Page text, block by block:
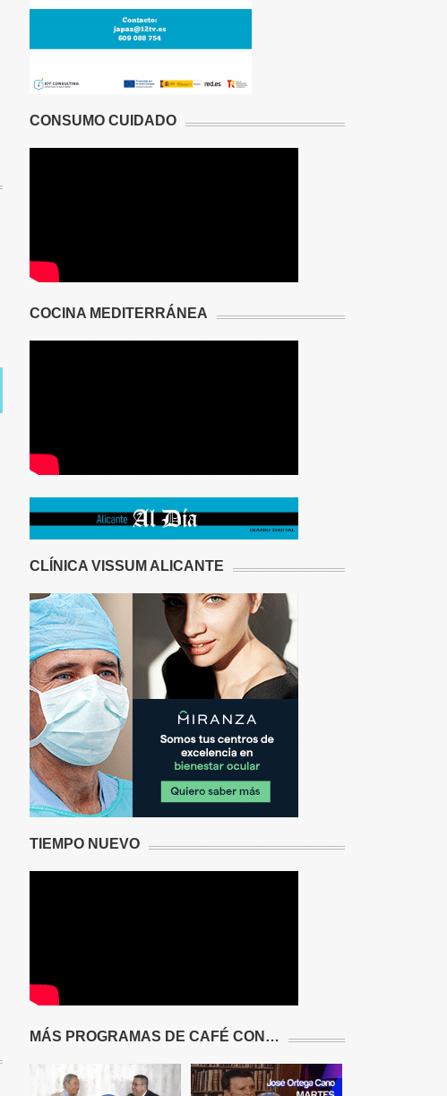
CONSUMO CUIDADO
COCINA MEDITERRÁNEA
CLÍNICA VISSUM ALICANTE
TIEMPO NUEVO
MÁS PROGRAMAS DE CAFÉ CON…